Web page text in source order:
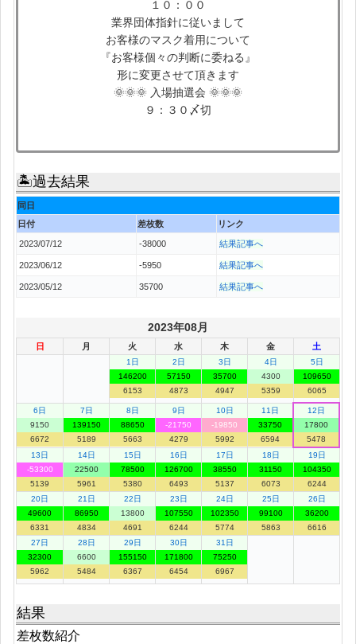
１０：００
業界団体指針に従いまして
お客様のマスク着用について
『お客様個々の判断に委ねる』
形に変更させて頂きます
🌞🌞🌞 入場抽選会 🌞🌞🌞
９：３０〆切
🏝過去結果
同日
日付
差枚数 リンク
2023/07/12 -38000 結果記事へ
2023/06/12 -5950 結果記事へ
2023/05/12 35700 結果記事へ
2023年08月
日 月 火 水 木 金 土
1日
146200
6153
2日
57150
4873
3日
35700
4947
4日
4300
5359
5日
109650
6065
6日
9150
6672
7日
139150
5189
8日
88650
5663
9日
-21750
4279
10日
-19850
5992
11日
33750
6594
12日
17800
5478
13日
-53300
5139
14日
22500
5961
15日
78500
5380
16日
126700
6493
17日
38550
5137
18日
31150
6073
19日
104350
6244
20日
49600
6331
21日
86950
4834
22日
13800
4691
23日
107550
6244
24日
102350
5774
25日
99100
5863
26日
36200
6616
27日
32300
5962
28日
6600
5484
29日
155150
6367
30日
171800
6454
31日
75250
6967
結果
差枚数紹介